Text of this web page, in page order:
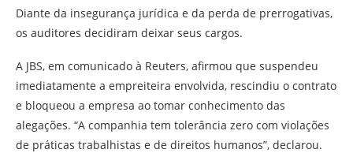
Diante da insegurança jurídica e da perda de prerrogativas,
os auditores decidiram deixar seus cargos.
A JBS, em comunicado à Reuters, afirmou que suspendeu
imediatamente a empreiteira envolvida, rescindiu o contrato
e bloqueou a empresa ao tomar conhecimento das
alegações. “A companhia tem tolerância zero com violações
de práticas trabalhistas e de direitos humanos”, declarou.